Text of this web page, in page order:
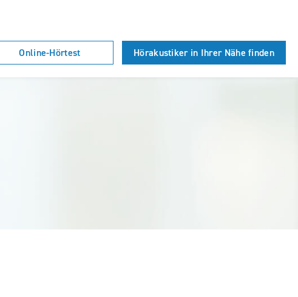
Online-Hörtest Hörakustiker in Ihrer Nähe finden